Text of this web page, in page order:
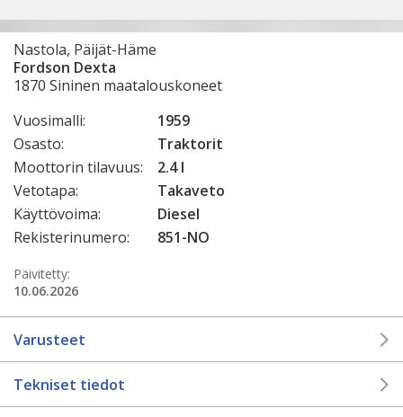
Nastola, Päijät-Häme
Fordson Dexta
1870 Sininen maatalouskoneet
Vuosimalli:
1959
Osasto:
Traktorit
Moottorin tilavuus:
2.4 l
Vetotapa:
Takaveto
Käyttövoima:
Diesel
Rekisterinumero:
851-NO
Päivitetty:
10.06.2026
Varusteet
Tekniset tiedot